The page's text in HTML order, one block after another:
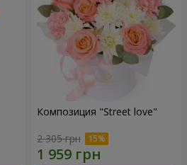
Композиция "Street love"
2 305 грн